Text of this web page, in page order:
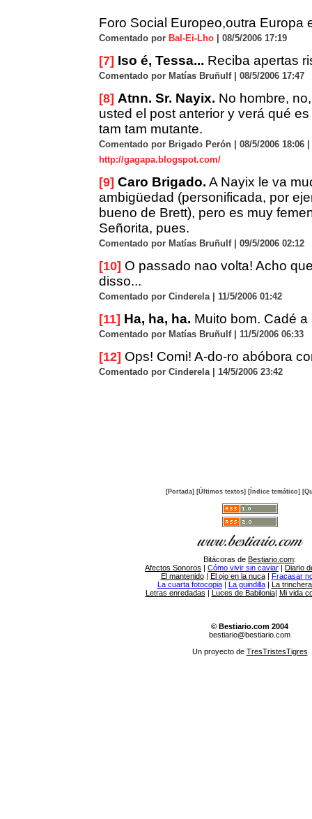
Foro Social Europeo,outra Europa
Comentado por Bal-Ei-Lho | 08/5/2006 17:19
[7] Iso é, Tessa... Reciba apertas
Comentado por Matías Bruñulf | 08/5/2006 17:47
[8] Atnn. Sr. Nayix. No hombre,
usted el post anterior y verá qué
tam tam mutante.
Comentado por Brigado Perón | 08/5/2006 18:06 |
http://gagapa.blogspot.com/
[9] Caro Brigado. A Nayix le va
ambigüedad (personificada, por
bueno de Brett), pero es muy
Señorita, pues.
Comentado por Matías Bruñulf | 09/5/2006 02:12
[10] O passado nao volta! Acho
disso...
Comentado por Cinderela | 11/5/2006 01:42
[11] Ha, ha, ha. Muito bom. Cadé
Comentado por Matías Bruñulf | 11/5/2006 06:33
[12] Ops! Comi! A-do-ro abóbora
Comentado por Cinderela | 14/5/2006 23:42
[Portada] [Últimos textos] [Índice temático]
Bitácoras de Bestiario.com:
Afectos Sonoros | Cómo vivir sin caviar | Diario
El mantenido| El ojo en la nuca| Fracasar
La cuarta fotocopia| La guindilla| La
Letras enredadas | Luces de Babilonia| Mi vida
© Bestiario.com 2004
bestiario@bestiario.com
Un proyecto de TresTristesTigres